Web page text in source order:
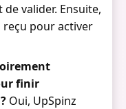
valider. Ensuite,
reçu pour activer
finir
Oui, UpSpinz